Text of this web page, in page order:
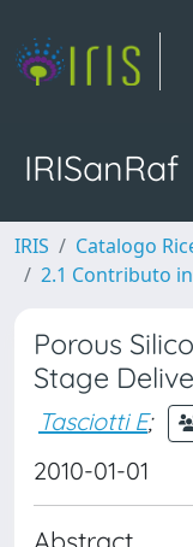
IRISanRaf
IRIS Catalogo
2.1 Contributo
Porous
Stage
Tasciotti E;
2010-01-01
Abstract